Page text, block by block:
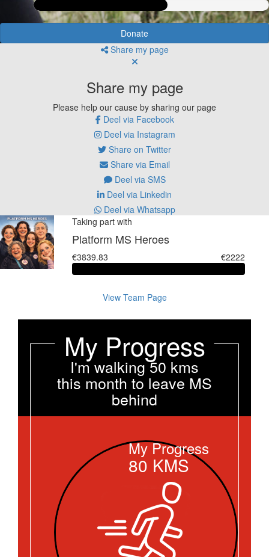
Donate
Share my page
Share my page
Please help our cause by sharing our page
Deel via Facebook
Deel via Instagram
Share on Twitter
Share via Email
Deel via SMS
Deel via Linkedin
Deel via Whatsapp
Taking part with
Platform MS Heroes
€3839.83 €2222
View Team Page
My Progress
I'm walking 50 kms
this month to leave MS
behind
My Progress
80 KMS